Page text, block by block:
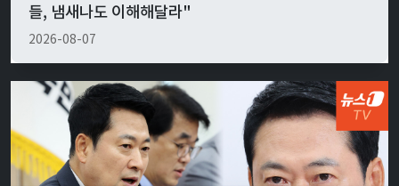
들, 냄새나도 이해해달라"
2026-08-07